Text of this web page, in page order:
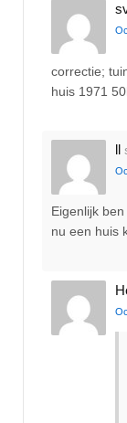
correctie;
huis 1971
ll
Eigenlijk
nu een huis